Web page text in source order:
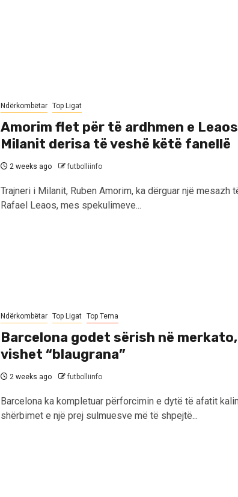
Ndërkombëtar Top Ligat
Amorim flet për të ardhmen e
Milanit derisa të veshë këtë fanellë
2 weeks ago futbolliinfo
Trajneri i Milanit, Ruben Amorim, ka dërguar një mesazh
Rafael Leaos, mes spekulimeve...
Ndërkombëtar Top Ligat Top Tema
Barcelona godet sërish në
vishet “blaugrana”
2 weeks ago futbolliinfo
Barcelona ka kompletuar përforcimin e dytë të afatit
shërbimet e një prej sulmuesve më të shpejtë...